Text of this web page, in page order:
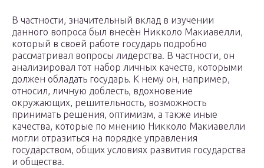
В частности, значительный вклад в изучении
данного вопроса был внесён Никколо Макиавелли,
который в своей работе государь подробно
рассматривал вопросы лидерства. В частности, он
анализировал тот набор личных качеств, которыми
должен обладать государь. К нему он, например,
относил, личную доблесть, вдохновение
окружающих, решительность, возможность
принимать решения, оптимизм, а также иные
качества, которые по мнению Никколо Макиавелли
могли отразиться на порядке управления
государством, общих условиях развития государства
и общества.